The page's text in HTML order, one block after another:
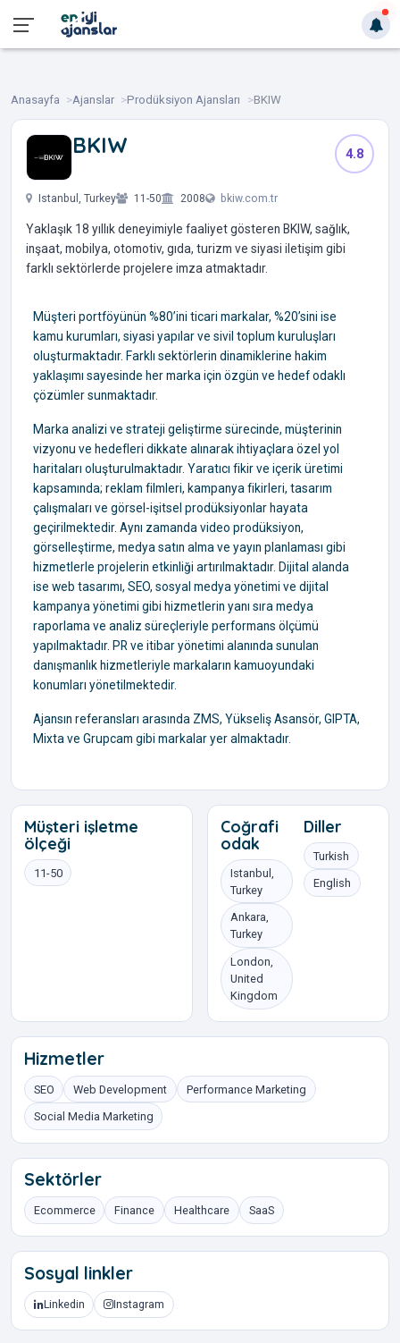
Anasayfa Ajanslar Prodüksiyon Ajansları BKIW
BKIW 4.8
Istanbul, Turkey 11-50 2008 bkiw.com.tr
Yaklaşık 18 yıllık deneyimiyle faaliyet gösteren BKIW, sağlık,
inşaat, mobilya, otomotiv, gıda, turizm ve siyasi iletişim gibi
farklı sektörlerde projelere imza atmaktadır.
Müşteri portföyünün %80’ini ticari markalar, %20’sini ise
kamu kurumları, siyasi yapılar ve sivil toplum kuruluşları
oluşturmaktadır. Farklı sektörlerin dinamiklerine hakim
yaklaşımı sayesinde her marka için özgün ve hedef odaklı
çözümler sunmaktadır.
Marka analizi ve strateji geliştirme sürecinde, müşterinin
vizyonu ve hedefleri dikkate alınarak ihtiyaçlara özel yol
haritaları oluşturulmaktadır. Yaratıcı fikir ve içerik üretimi
kapsamında; reklam filmleri, kampanya fikirleri, tasarım
çalışmaları ve görsel-işitsel prodüksiyonlar hayata
geçirilmektedir. Aynı zamanda video prodüksiyon,
görselleştirme, medya satın alma ve yayın planlaması gibi
hizmetlerle projelerin etkinliği artırılmaktadır. Dijital alanda
ise web tasarımı, SEO, sosyal medya yönetimi ve dijital
kampanya yönetimi gibi hizmetlerin yanı sıra medya
raporlama ve analiz süreçleriyle performans ölçümü
yapılmaktadır. PR ve itibar yönetimi alanında sunulan
danışmanlık hizmetleriyle markaların kamuoyundaki
konumları yönetilmektedir.
Ajansın referansları arasında ZMS, Yükseliş Asansör, GIPTA,
Mixta ve Grupcam gibi markalar yer almaktadır.
Müşteri işletme
ölçeği
11-50
Coğrafi
odak
Istanbul,
Turkey
Ankara,
Turkey
London,
United
Kingdom
Diller
Turkish
English
Hizmetler
SEO Web Development Performance Marketing
Social Media Marketing
Sektörler
Ecommerce Finance Healthcare SaaS
Sosyal linkler
Linkedin Instagram